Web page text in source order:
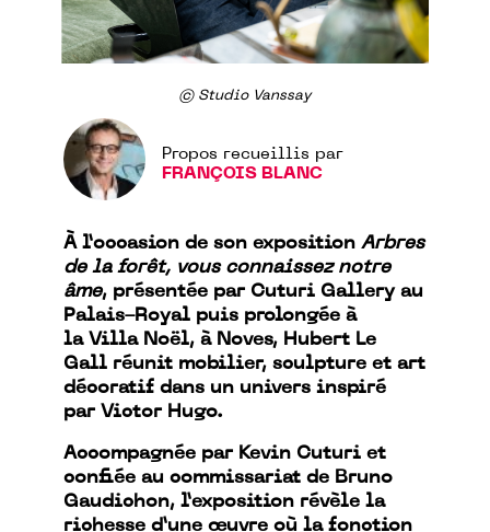
© Studio Vanssay
Propos recueillis par
FRANÇOIS BLANC
À l’occasion de son exposition Arbres
de la forêt, vous connaissez notre
âme, présentée par Cuturi Gallery au
Palais-Royal puis prolongée à
la Villa Noël, à Noves, Hubert Le
Gall réunit mobilier, sculpture et art
décoratif dans un univers inspiré
par Victor Hugo.
Accompagnée par Kevin Cuturi et
confiée au commissariat de Bruno
Gaudichon, l’exposition révèle la
richesse d’une œuvre où la fonction